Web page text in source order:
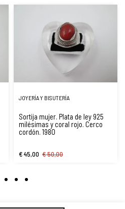
JOYERÍA Y BISUTERÍA
Sortija mujer. Plata de ley 925
milésimas y coral rojo. Cerco
cordón. 1980
€ 45,00 € 50,00